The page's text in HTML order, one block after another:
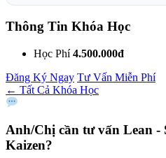
Thông Tin Khóa Học
Học Phí 4.500.000đ
Đăng Ký Ngay Tư Vấn Miễn Phí
← Tất Cả Khóa Học
Anh/Chị cần tư vấn Lean -
Kaizen?